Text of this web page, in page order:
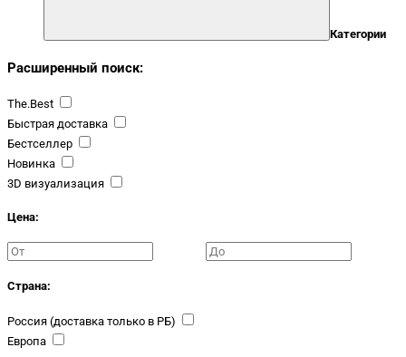
Категории
Расширенный поиск:
The.Best
Быстрая доставка
Бестселлер
Новинка
3D визуализация
Цена:
Страна:
Россия (доставка только в РБ)
Европа